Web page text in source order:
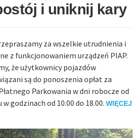
i uniknij kary
za wszelkie utrudnienia i
z funkcjonowaniem urządzeń PIAP.
że użytkownicy pojazdów
są do ponoszenia opłat za
Parkowania w dni robocze od
godzinach od 10.00 do 18.00. WIĘCEJ